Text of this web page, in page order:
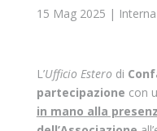
15 Mag 2025 |
L’Ufficio Estero di
partecipazione con
in mano alla